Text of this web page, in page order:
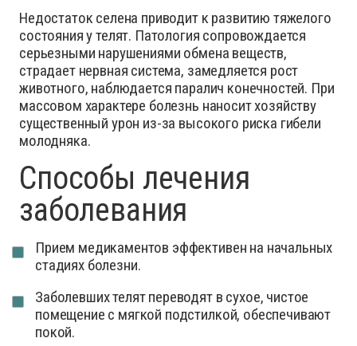
Недостаток селена приводит к развитию тяжелого
состояния у телят. Патология сопровождается
серьезными нарушениями обмена веществ,
страдает нервная система, замедляется рост
животного, наблюдается паралич конечностей. При
массовом характере болезнь наносит хозяйству
существенный урон из-за высокого риска гибели
молодняка.
Способы лечения
заболевания
Прием медикаментов эффективен на начальных
стадиях болезни.
Заболевших телят переводят в сухое, чистое
помещение с мягкой подстилкой, обеспечивают
покой.